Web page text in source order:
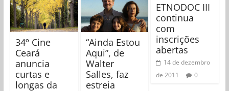
34º Cine
Ceará
anuncia
curtas e
longas da
“Ainda Estou
Aqui”, de
Walter
Salles, faz
estreia
ETNODOC III
continua
com
inscrições
abertas
14 de dezembro
de 2011
0